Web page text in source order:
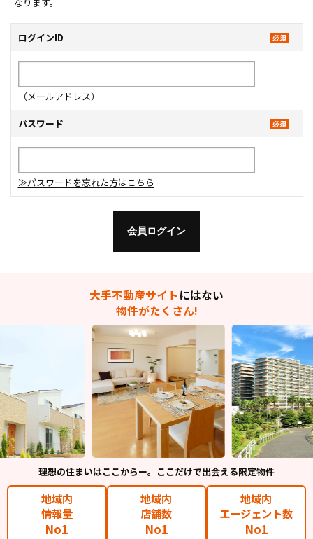
ログインID
（メールアドレス）
パスワード
≫パスワードを忘れた方はこちら
大手不動産サイトにはない
物件がたくさん!
理想の住まいはここからー。ここだけで出会える限定物件
地域内
情報量
No1
地域内
店舗数
No1
地域内
エージェント数
No1